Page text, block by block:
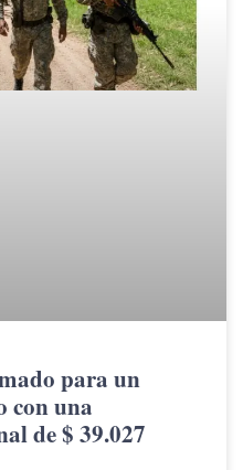
para un
con una
de $ 39.027